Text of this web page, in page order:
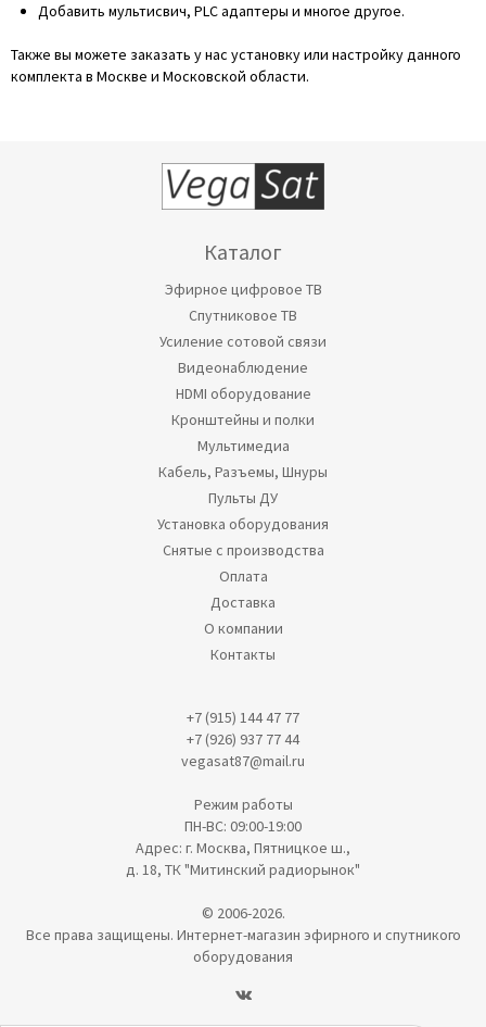
Добавить мультисвич, PLC адаптеры и многое другое.
Также вы можете заказать у нас установку или настройку данного
комплекта в Москве и Московской области.
Каталог
Эфирное цифровое ТВ
Спутниковое ТВ
Усиление сотовой связи
Видеонаблюдение
HDMI оборудование
Кронштейны и полки
Мультимедиа
Кабель, Разъемы, Шнуры
Пульты ДУ
Установка оборудования
Снятые с производства
Оплата
Доставка
О компании
Контакты
+7 (915) 144 47 77
+7 (926) 937 77 44
vegasat87@mail.ru
Режим работы
ПН-ВС: 09:00-19:00
Адрес: г. Москва, Пятницкое ш.,
д. 18, ТК "Митинский радиорынок"
© 2006-2026.
Все права защищены. Интернет-магазин эфирного и спутникого
оборудования